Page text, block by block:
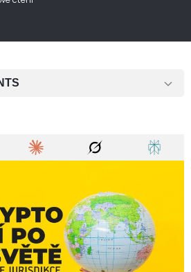
licence: rychlé založení, ale omezené
je skutečný rozdíl?
vašemu obchodnímu modelu?
správnou licenční strategii